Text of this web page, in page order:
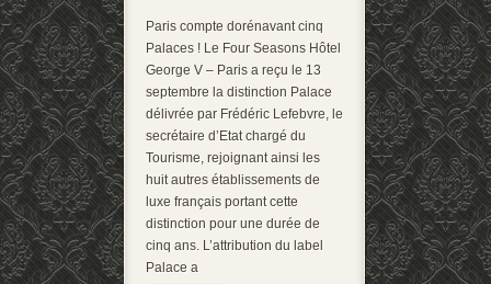
Paris compte dorénavant cinq
Palaces ! Le Four Seasons Hôtel
George V – Paris a reçu le 13
septembre la distinction Palace
délivrée par Frédéric Lefebvre, le
secrétaire d’Etat chargé du
Tourisme, rejoignant ainsi les
huit autres établissements de
luxe français portant cette
distinction pour une durée de
cinq ans. L’attribution du label
Palace a